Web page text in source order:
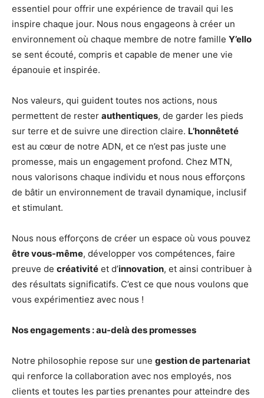
essentiel pour offrir une expérience de travail qui les
inspire chaque jour. Nous nous engageons à créer un
environnement où chaque membre de notre famille Y’ello
se sent écouté, compris et capable de mener une vie
épanouie et inspirée.
Nos valeurs, qui guident toutes nos actions, nous
permettent de rester authentiques, de garder les pieds
sur terre et de suivre une direction claire. L’honnêteté
est au cœur de notre ADN, et ce n’est pas juste une
promesse, mais un engagement profond. Chez MTN,
nous valorisons chaque individu et nous nous efforçons
de bâtir un environnement de travail dynamique, inclusif
et stimulant.
Nous nous efforçons de créer un espace où vous pouvez
être vous-même, développer vos compétences, faire
preuve de créativité et d’innovation, et ainsi contribuer à
des résultats significatifs. C’est ce que nous voulons que
vous expérimentiez avec nous !
Nos engagements : au-delà des promesses
Notre philosophie repose sur une gestion de partenariat
qui renforce la collaboration avec nos employés, nos
clients et toutes les parties prenantes pour atteindre des